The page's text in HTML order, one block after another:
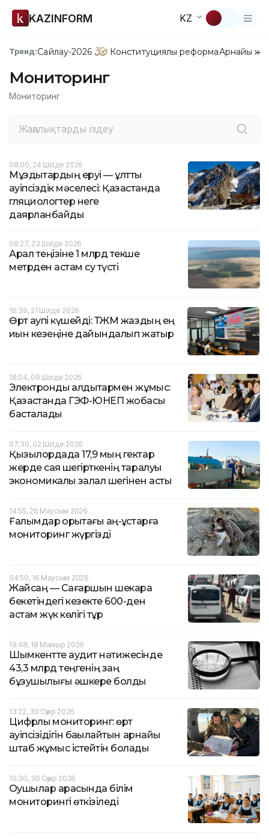
KAZINFORM KZ
Тренд:Сайлау-2026 Конституциялық реформаАрнайы
Мониторинг
Мониторинг
08:00, 24 Шілде 2026
Мұздықтардың еруі — ұлттық
қауіпсіздік мәселесі: Қазақстанда
гляциологтер неге
даярланбайды
06:27, 23 Шілде 2026
Арал теңізіне 1 млрд текше
метрден астам су түсті
16:39, 21 Шілде 2026
Өрт қаупі күшейді: ТЖМ жаздың ең
қиын кезеңіне дайындалып жатыр
18:04, 09 Шілде 2026
Электронды қалдықтармен жұмыс:
Қазақстанда ГЭФ-ЮНЕП жобасы
басталады
07:30, 02 Шілде 2026
Қызылордада 17,9 мың гектар
жерде саяқ шегірткенің таралуы
экономикалық залал шегінен асты
14:55, 26 Маусым 2026
Ғалымдар қорықтағы аң-құстарға
мониторинг жүргізді
04:50, 16 Маусым 2026
Жайсаң — Сағаршын шекара
бекетіндегі кезекте 600-ден
астам жүк көлігі тұр
19:48, 18 Мамыр 2026
Шымкентте аудит нәтижесінде
43,3 млрд теңгенің заң
бұзушылығы әшкере болды
13:22, 30 Сәуір 2026
Цифрлық мониторинг: өрт
қауіпсізідігін бақылайтын арнайы
штаб жұмыс істейтін болады
10:30, 30 Сәуір 2026
Оқушылар арасында білім
мониторингі өткізіледі